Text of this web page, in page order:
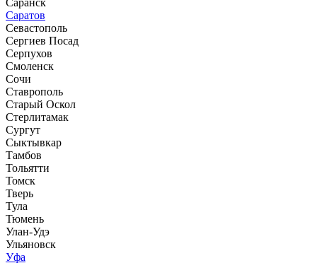
Саратов
Севастополь
Сергиев Посад
Серпухов
Смоленск
Сочи
Ставрополь
Старый Оскол
Стерлитамак
Сургут
Сыктывкар
Тамбов
Тольятти
Томск
Тверь
Тула
Тюмень
Улан-Удэ
Ульяновск
Уфа